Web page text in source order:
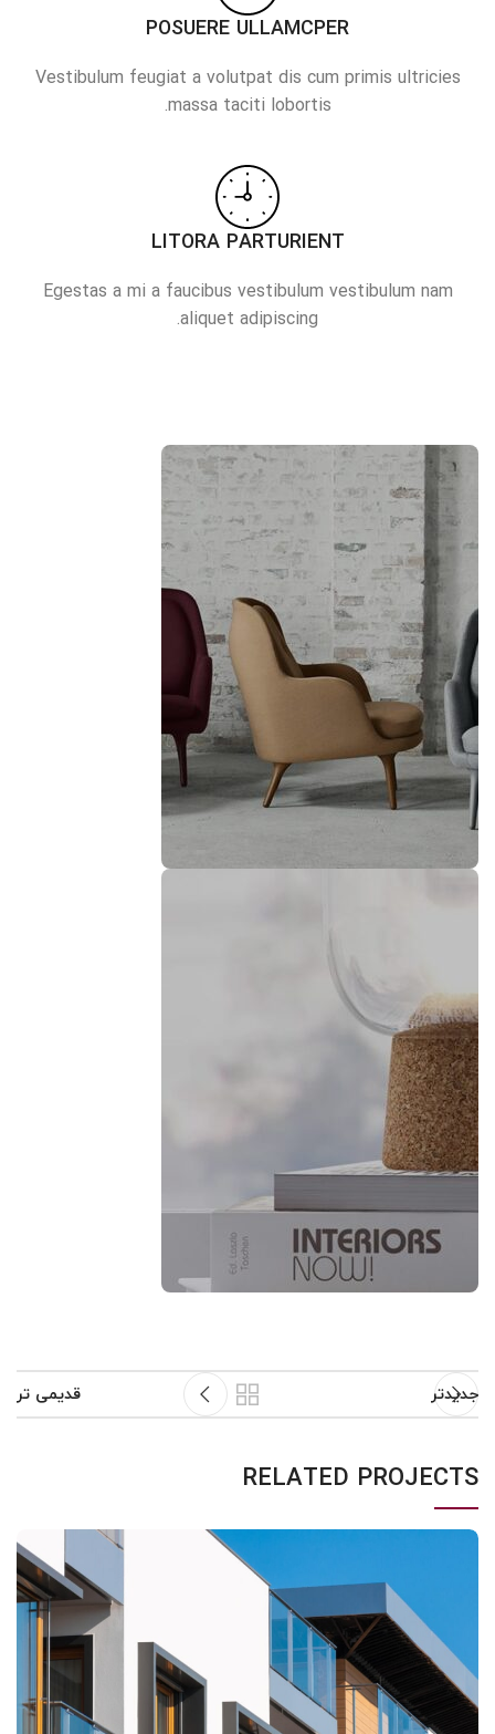
POSUERE ULLAMCPER
Vestibulum feugiat a volutpat dis cum primis ultricies
massa taciti lobortis.
LITORA PARTURIENT
Egestas a mi a faucibus vestibulum vestibulum nam
aliquet adipiscing.
جدیدتر قدیمی تر
RELATED PROJECTS